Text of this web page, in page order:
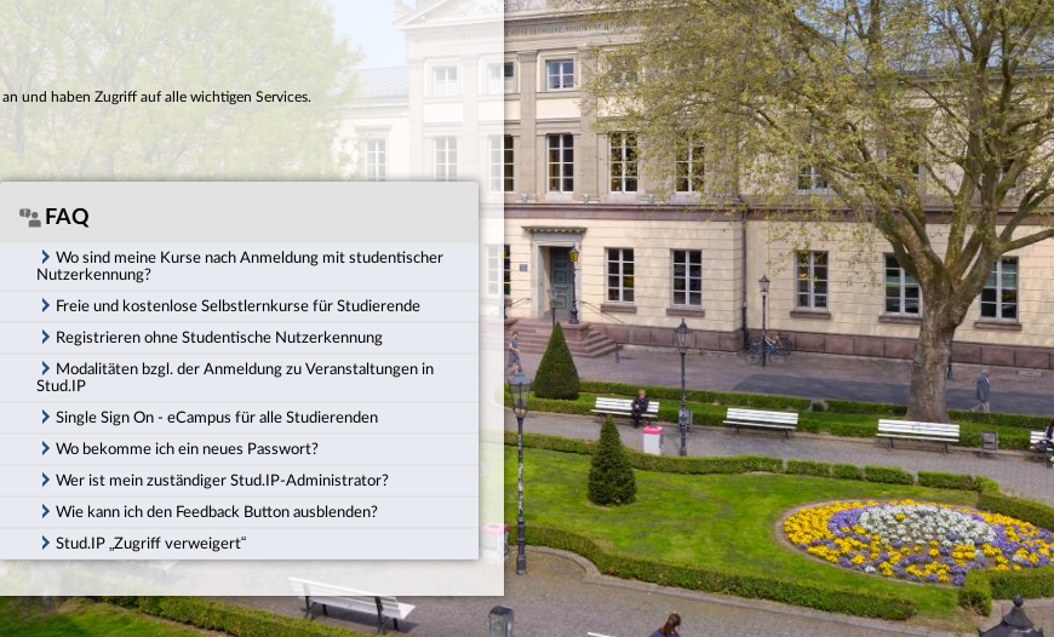
an und haben Zugriff auf alle wichtigen Services.
FAQ
Wo sind meine Kurse nach Anmeldung mit studentischer
Nutzerkennung?
Freie und kostenlose Selbstlernkurse für Studierende
Registrieren ohne Studentische Nutzerkennung
Modalitäten bzgl. der Anmeldung zu Veranstaltungen in
Stud.IP
Single Sign On - eCampus für alle Studierenden
Wo bekomme ich ein neues Passwort?
Wer ist mein zuständiger Stud.IP-Administrator?
Wie kann ich den Feedback Button ausblenden?
Stud.IP „Zugriff verweigert“